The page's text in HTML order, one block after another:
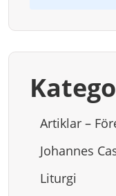
Artiklar –
Johannes
Liturgi